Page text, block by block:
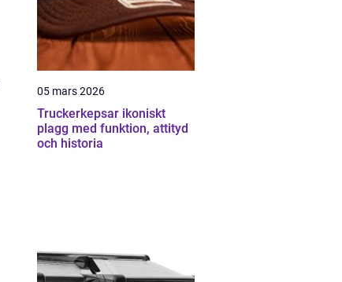
05 mars 2026
Truckerkepsar ikoniskt
plagg med funktion, attityd
och historia